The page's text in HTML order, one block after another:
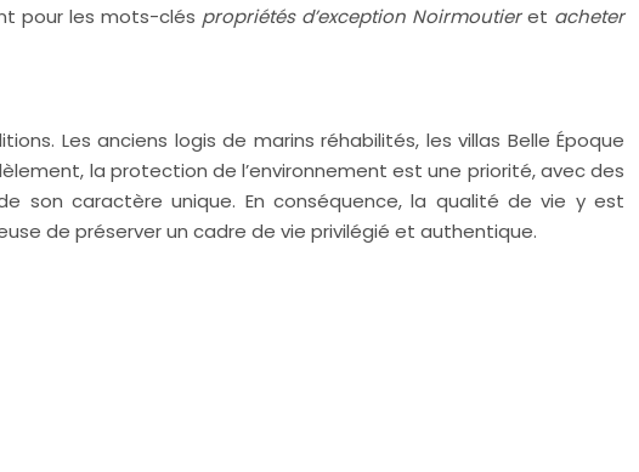
pour les mots-clés propriétés d’exception Noirmoutieret acheter
Les anciens logis de marins réhabilités, les villas Belle Époque
la protection de l’environnement est une priorité, avec des
son caractère unique. En conséquence, la qualité de vie y est
de préserver un cadre de vie privilégié et authentique.